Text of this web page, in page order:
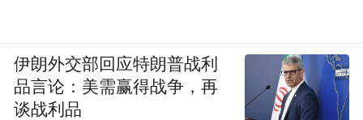
伊朗外交部回应特朗普战利
品言论：美需赢得战争，再
谈战利品